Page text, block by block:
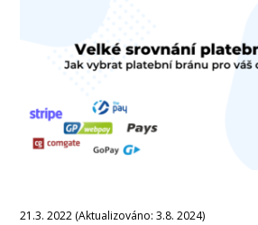
21.3. 2022 (Aktualizováno: 3.8. 2024)